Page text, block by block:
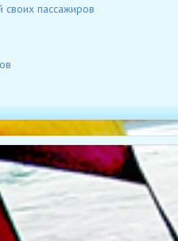
пассажиров